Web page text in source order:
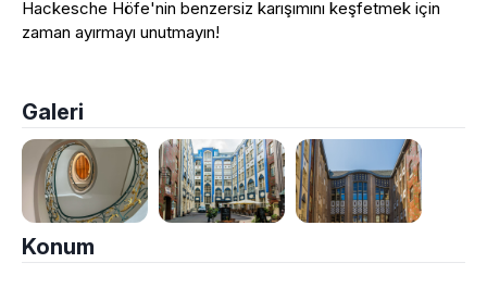
Hackesche Höfe'nin benzersiz karışımını keşfetmek için
zaman ayırmayı unutmayın!
Galeri
Konum